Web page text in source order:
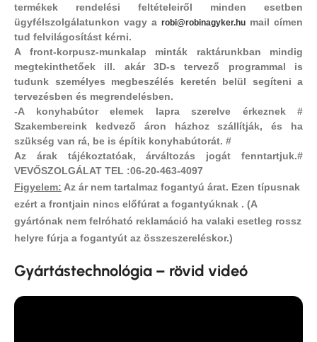
termékek rendelési feltételeiről minden esetben
ügyfélszolgálatunkon vagy a robi@robinagyker.hu mail címen
tud felvilágosítást kérni.
A front-korpusz-munkalap minták raktárunkban mindig
megtekinthetőek ill. akár 3D-s tervező programmal is
tudunk személyes megbeszélés keretén belül segíteni a
tervezésben és megrendelésben.
-A konyhabútor elemek lapra szerelve érkeznek #
Szakembereink kedvező áron házhoz szállítják, és ha
szükség van rá, be is építik konyhabútorát. #
Az árak tájékoztatóak, árváltozás jogát fenntartjuk.#
VEVŐSZOLGÁLAT TEL :06-20-463-4097
Figyelem: Az ár nem tartalmaz fogantyú árat. Ezen típusnak
ezért a frontjain nincs előfúrat a fogantyúknak . (A
gyártónak nem felróható reklamáció ha valaki esetleg rossz
helyre fúrja a fogantyút az összeszereléskor.)
Gyártástechnológia – rövid videó